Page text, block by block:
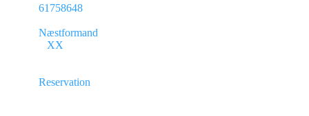
61758648
Næstformand
XX
Reservation